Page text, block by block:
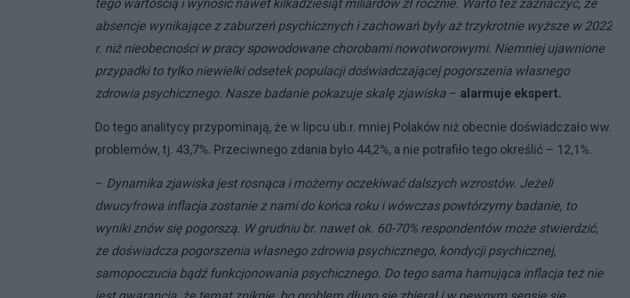
tego wartością i wynosić nawet kilkadziesiąt miliardów zł rocznie. Warto też zaznaczyć, że
absencje wynikające z zaburzeń psychicznych i zachowań były aż trzykrotnie wyższe w 2022
r. niż nieobecności w pracy spowodowane chorobami nowotworowymi. Niemniej ujawnione
przypadki to tylko niewielki odsetek populacji doświadczającej pogorszenia własnego
zdrowia psychicznego. Nasze badanie pokazuje skalę zjawiska– alarmuje ekspert.
Do tego analitycy przypominają, że w lipcu ub.r. mniej Polaków niż obecnie doświadczało ww.
problemów, tj. 43,7%. Przeciwnego zdania było 44,2%, a nie potrafiło tego określić – 12,1%.
– Dynamika zjawiska jest rosnąca i możemy oczekiwać dalszych wzrostów. Jeżeli
dwucyfrowa inflacja zostanie z nami do końca roku i wówczas powtórzymy badanie, to
wyniki znów się pogorszą. W grudniu br. nawet ok. 60-70% respondentów może stwierdzić,
że doświadcza pogorszenia własnego zdrowia psychicznego, kondycji psychicznej,
samopoczucia bądź funkcjonowania psychicznego. Do tego sama hamująca inflacja też nie